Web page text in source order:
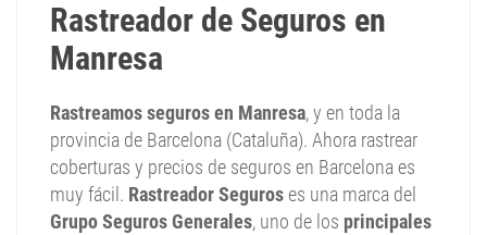
Rastreador de Seguros en
Manresa
Rastreamos seguros en Manresa, y en toda la
provincia de Barcelona (Cataluña). Ahora rastrear
coberturas y precios de seguros en Barcelona es
muy fácil. Rastreador Seguros es una marca del
Grupo Seguros Generales, uno de los principales